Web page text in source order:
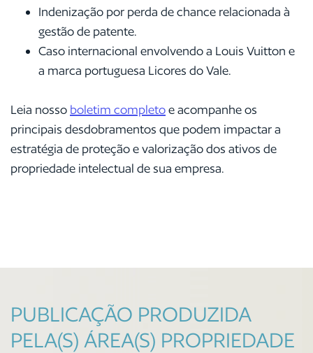
Indenização por perda de chance relacionada à
gestão de patente.
Caso internacional envolvendo a Louis Vuitton e
a marca portuguesa Licores do Vale.
Leia nosso boletim completoeacompanhe os
principais desdobramentos que podem impactar a
estratégia de proteção e valorização dos ativos de
propriedade intelectual de sua empresa.
PUBLICAÇÃO PRODUZIDA
PELA(S) ÁREA(S) PROPRIEDADE